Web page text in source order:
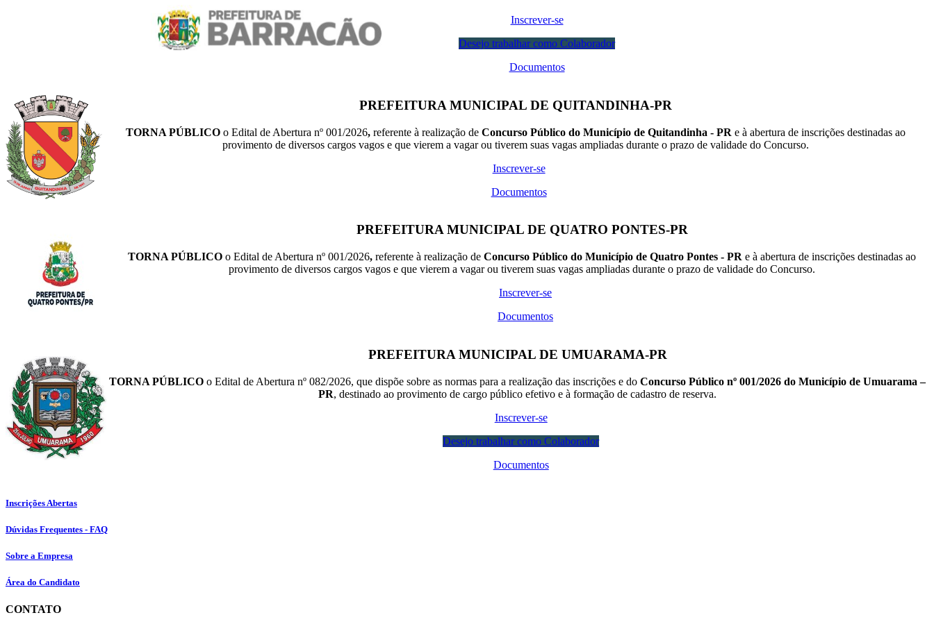
Inscrever-se
Desejo trabalhar como Colaborador
Documentos
PREFEITURA MUNICIPAL DE QUITANDINHA-PR
TORNA PÚBLICOo Edital de Abertura nº 001/2026,referente à realização de Concurso Público do Município de Quitandinha - PR e à abertura de inscrições destinadas ao
provimento de diversos cargos vagos e que vierem a vagar ou tiverem suas vagas ampliadas durante o prazo de validade do Concurso.
Inscrever-se
Documentos
PREFEITURA MUNICIPAL DE QUATRO PONTES-PR
TORNA PÚBLICO o Edital de Abertura nº 001/2026, referente à realização de Concurso Público do Município de Quatro Pontes - PR e à abertura de inscrições destinadas ao
provimento de diversos cargos vagos e que vierem a vagar ou tiverem suas vagas ampliadas durante o prazo de validade do Concurso.
Inscrever-se
Documentos
PREFEITURA MUNICIPAL DE UMUARAMA-PR
TORNA PÚBLICO o Edital de Abertura nº 082/2026, que dispõe sobre as normas para a realização das inscrições e doConcurso Público nº 001/2026 do Município de Umuarama –
PR, destinado ao provimento de cargo público efetivo e à formação de cadastro de reserva.
Inscrever-se
Desejo trabalhar como Colaborador
Documentos
Inscrições Abertas
Dúvidas Frequentes - FAQ
Sobre a Empresa
Área do Candidato
CONTATO